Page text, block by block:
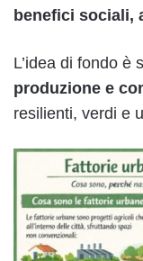
benefici sociali,
L’idea di fondo è
produzione e
resilienti, verdi e